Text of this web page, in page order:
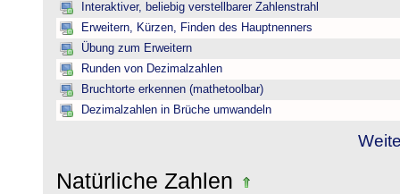
Interaktiver, beliebig verstellbarer Zahlenstrahl
Erweitern, Kürzen, Finden des Hauptnenners
Übung zum Erweitern
Runden von Dezimalzahlen
Bruchtorte erkennen (mathetoolbar)
Dezimalzahlen in Brüche umwandeln
Natürliche Zahlen